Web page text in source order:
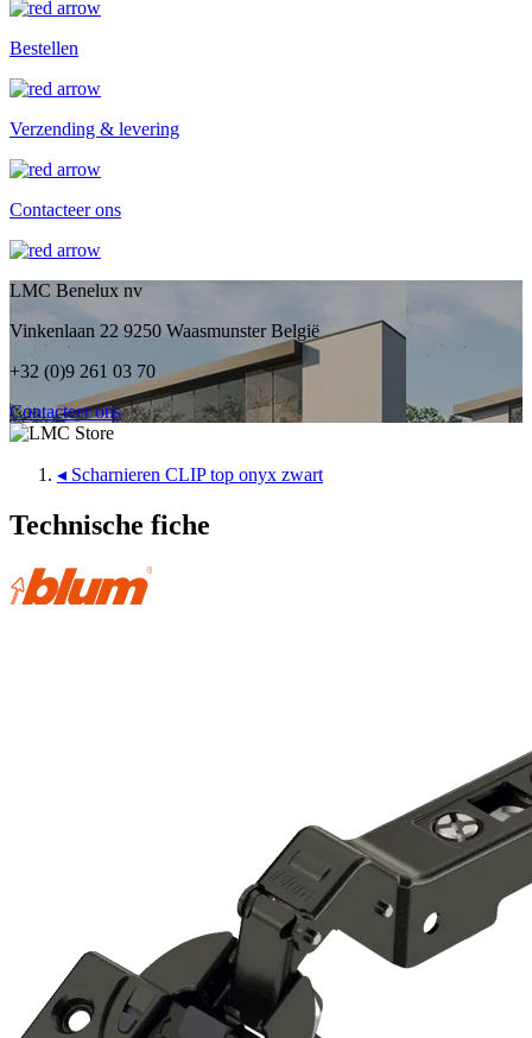
Bestellen
Verzending & levering
Contacteer ons
LMC Benelux nv
Vinkenlaan 22 9250 Waasmunster België
+32 (0)9 261 03 70
Contacteer ons
◂ Scharnieren CLIP top onyx zwart
Technische fiche